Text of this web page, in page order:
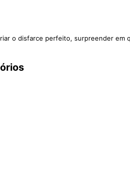
o disfarce perfeito, surpreender em